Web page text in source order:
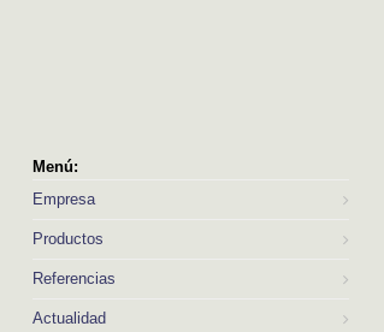
Menú:
Empresa
Productos
Referencias
Actualidad